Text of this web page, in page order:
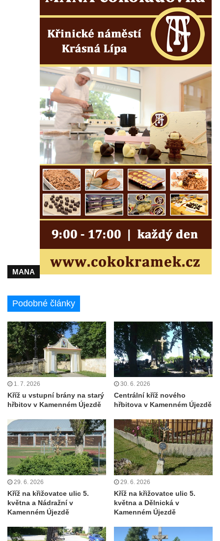
Lissnerův kříž u domu čp. 39 v
Mikulášovicích
Hampelův kříž u bývalých kasáren v
Mikulášovicích
35 v Mikulášovicích
Schneiderův kříž před domem čp. 55 v
Mikulášovicích
Kříž na Kostelní stezce v Mikulášovicích
Maazův kříž na Kostelní stezce v
Mikulášovicích
Boží muka na Kostelní stezce v
Mikulášovicích
Franzeho kříž u domu čp. 356 v
Mikulášovicích
Hammerberský kříž na křižovatce mezi
domy čp. 739 a 758 v Mikulášovicích
Kříž Johannese Herlta poblíž domu čp. 428
Drascheho kříž na zahradě domu čp. 915 v
Hillův kříž u domu čp. 436 v Mikulášovicích
v Mikulášovicích
Kříž před kostelem svatých Petra a Pavla v
Růžové
Centrální kříž na starém hřbitově ve
Vilémově
Centrální kříž na novém hřbitově ve
Kříž u kostela Nanebevzetí Panny Marie na
křížové cestě ve Vilémově
Kříž u cesty mezi Růžovou a Kamenickou
Strání
Kříž u severní zdi kostela Nalezení svatého
Kříže ve Frýdlantu
Kříž na Křížové cestě na Křížovém vrchu ve
Centrální kříž hřbitova ve Sloupu v Čechách
MANA
Podobné články
1. 7. 2026
Kříž u vstupní brány na starý
hřbitov v Kamenném Újezdě
30. 6. 2026
Centrální kříž nového
hřbitova v Kamenném Újezdě
29. 6. 2026
Kříž na křižovatce ulic 5.
května a Nádražní v
Kamenném Újezdě
29. 6. 2026
Kříž na křižovatce ulic 5.
května a Dělnická v
Kamenném Újezdě